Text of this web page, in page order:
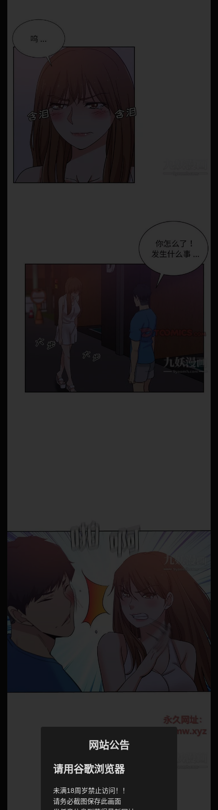
网站公告
请用谷歌浏览器
未满18周岁禁止访问！！
请务必截图保存此画面